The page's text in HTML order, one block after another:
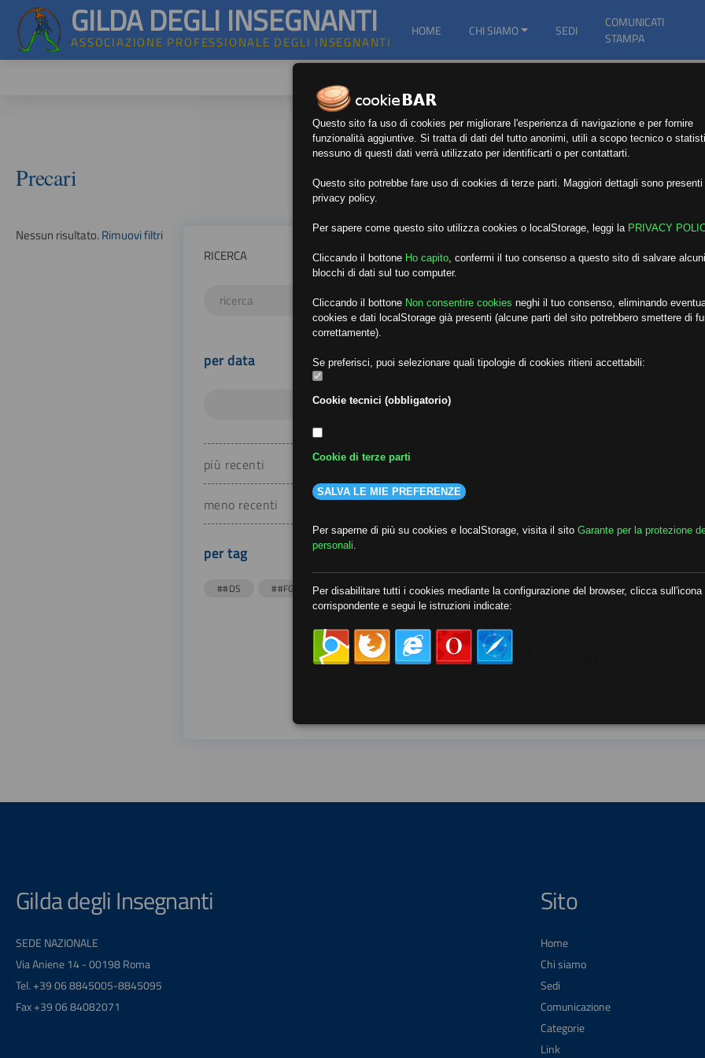
GILDA DEGLI INSEGNANTI
ASSOCIAZIONE PROFESSIONALE DEGLI INSEGNANTI
HOME CHI SIAMO SEDI
COMUNICATI
STAMPA
Precari
Nessun risultato.Rimuovi filtri
RICERCA
per data
più recenti
meno recenti
per tag
##DS ##FGU ##Gilda ##audoizioni ##autonomia
Gilda degli Insegnanti
SEDE NAZIONALE
Via Aniene 14 - 00198 Roma
Tel. +39 06 8845005-8845095
Fax +39 06 84082071
Sito
Home
Chi siamo
Sedi
Comunicazione
Categorie
Link
Questo sito fa uso di cookies per migliorare l'esperienza di navigazione e per fornire
funzionalità aggiuntive. Si tratta di dati del tutto anonimi, utili a scopo tecnico o
nessuno di questi dati verrà utilizzato per identificarti o per contattarti.
Questo sito potrebbe fare uso di cookies di terze parti. Maggiori dettagli sono
privacy policy.
Per sapere come questo sito utilizza cookies o localStorage, leggi la PRIVACY
Cliccando il bottone Ho capito confermi il tuo consenso a questo sito di salvare
blocchi di dati sul tuo computer.
Cliccando il bottone Non consentire cookies neghi il tuo consenso, eliminando
cookies e dati localStorage già presenti (alcune parti del sito potrebbero smettere di
correttamente).
Se preferisci, puoi selezionare quali tipologie di cookies ritieni accettabili:
Cookie tecnici (obbligatorio)
Cookie di terze parti
SALVA LE MIE PREFERENZE
Per saperne di più su cookies e localStorage, visita il sito Garante per la protezione
personali
Per disabilitare tutti i cookies mediante la configurazione del browser, clicca sull'icona
corrispondente e segui le istruzioni indicate: